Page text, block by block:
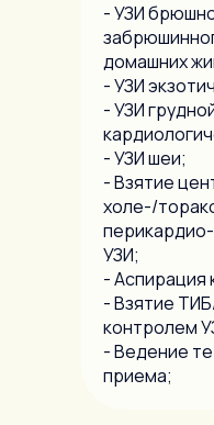
- УЗИ
домашних
- УЗИ
- УЗИ
- УЗИ шеи;
- Взятие
холе-/
УЗИ;
- Аспирация
- Взятие
контролем
- Ведение
приема;